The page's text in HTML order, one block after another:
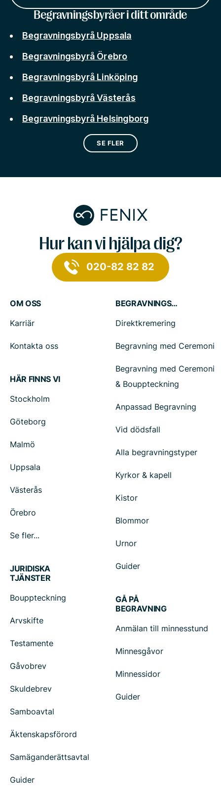
Begravningsbyråer i ditt område
Begravningsbyrå Uppsala
Begravningsbyrå Örebro
Begravningsbyrå Linköping
Begravningsbyrå Västerås
Begravningsbyrå Helsingborg
SE FLER
Hur kan vi hjälpa dig?
020-82 82 82
OM OSS
Karriär
Kontakta oss
HÄR FINNS VI
Stockholm
Göteborg
Malmö
Uppsala
Västerås
Örebro
Se fler...
BEGRAVNINGSTJÄNSTER
Direktkremering
Begravning med Ceremoni
Begravning med Ceremoni
& Bouppteckning
Anpassad Begravning
Vid dödsfall
Alla begravningstyper
Kyrkor & kapell
Kistor
Blommor
Urnor
Guider
JURIDISKA
TJÄNSTER
Bouppteckning
Arvskifte
Testamente
Gåvobrev
Skuldebrev
Samboavtal
Äktenskapsförord
Samäganderättsavtal
Guider
GÅ PÅ
BEGRAVNING
Anmälan till minnesstund
Minnesgåvor
Minnessidor
Guider